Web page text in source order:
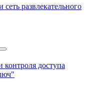
развлекательного
доступа